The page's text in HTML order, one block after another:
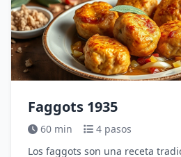
Faggots 1935
60 min
4 pasos
Los faggots son una receta